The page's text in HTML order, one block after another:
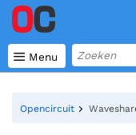
 Menu
Opencircuit